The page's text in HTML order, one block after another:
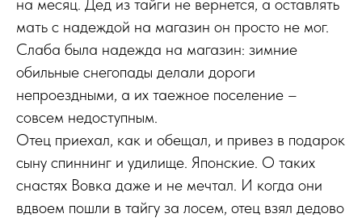
на месяц. Дед из тайги не вернется, а оставлять
мать с надеждой на магазин он просто не мог.
Слаба была надежда на магазин: зимние
обильные снегопады делали дороги
непроездными, а их таежное поселение –
совсем недоступным.
Отец приехал, как и обещал, и привез в подарок
сыну спиннинг и удилище. Японские. О таких
снастях Вовка даже и не мечтал. И когда они
вдвоем пошли в тайгу за лосем, отец взял дедово